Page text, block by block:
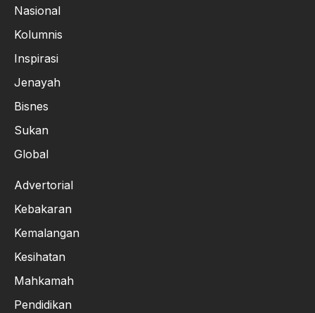
Nasional
Kolumnis
Inspirasi
Jenayah
Bisnes
Sukan
Global
Advertorial
Kebakaran
Kemalangan
Kesihatan
Mahkamah
Pendidikan